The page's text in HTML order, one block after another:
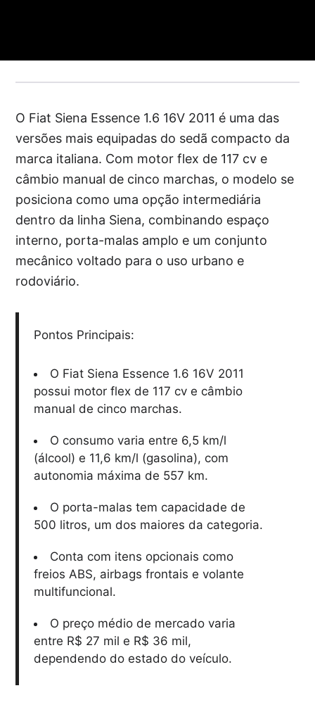
O Fiat Siena Essence 1.6 16V 2011 é uma das
versões mais equipadas do sedã compacto da
marca italiana. Com motor flex de 117 cv e
câmbio manual de cinco marchas, o modelo se
posiciona como uma opção intermediária
dentro da linha Siena, combinando espaço
interno, porta-malas amplo e um conjunto
mecânico voltado para o uso urbano e
rodoviário.
Pontos Principais:
O Fiat Siena Essence 1.6 16V 2011
possui motor flex de 117 cv e câmbio
manual de cinco marchas.
O consumo varia entre 6,5 km/l
(álcool) e 11,6 km/l (gasolina), com
autonomia máxima de 557 km.
O porta-malas tem capacidade de
500 litros, um dos maiores da categoria.
Conta com itens opcionais como
freios ABS, airbags frontais e volante
multifuncional.
O preço médio de mercado varia
entre R$ 27 mil e R$ 36 mil,
dependendo do estado do veículo.